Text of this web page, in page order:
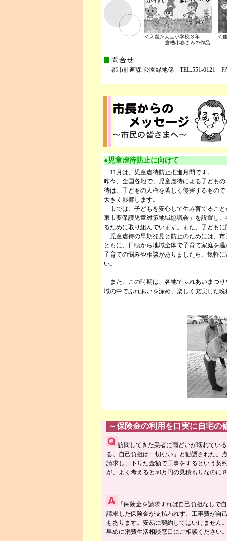
問合せ
都市計画課 公園緑地係 TEL.551-0121
●児童虐待防止に向けて
11月は、児童虐待防止推進月間です。
昨今、全国各地で、児童虐待による子ども
待は、子どもの人権を著しく侵害するもの
大きく影響します。
市では、子どもを安心して生み育てるこ
東市要保護児童対策地域協議会」を設置し
るために取り組んでいます。また、子ども
児童虐待の早期発見と防止のためには、
ともに、日頃から地域全体で子育て家庭を
子育ての悩みや相談がありましたら、気軽
い。
また、この時期は、各地でふれあいまつ
域の中でふれあいを深め、楽しく充実した
～保険金の利用を口実に自宅の
訪問してきた業者に雨どいが壊れてい
る。自己負担は一切ない」と勧誘された。
請求し、下りた金額で工事をするという契
が、よく考えると50万円の見積もりなのに
「保険金を請求すれば自己負担なしで
請求した保険金が支払われず、工事費が自
もあります。安易に契約してはいけません
早めに消費生活相談窓口にご相談ください